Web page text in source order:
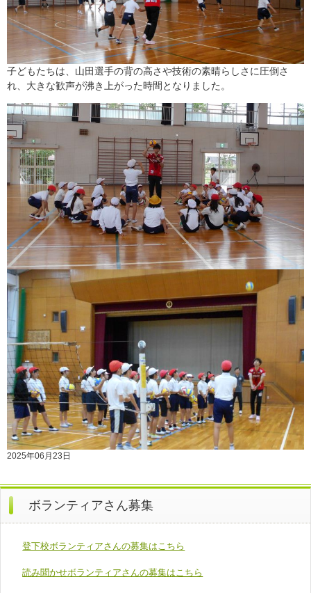
子どもたちは、山田選手の背の高さや技術の素晴らしさに圧倒さ
れ、大きな歓声が沸き上がった時間となりました。
2025年06月23日
ボランティアさん募集
登下校ボランティアさんの募集はこちら
読み聞かせボランティアさんの募集はこちら